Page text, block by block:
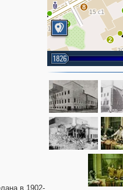
4
3
4 2
8
2
9
2
2
1826
в 1902-